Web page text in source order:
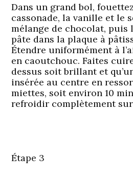
Dans un grand bol,
cassonade, la vanille et le
mélange de chocolat, puis
pâte dans la plaque à
Étendre uniformément à
en caoutchouc. Faites
dessus soit brillant et
insérée au centre en
miettes, soit environ 10
refroidir complètement
Étape 3